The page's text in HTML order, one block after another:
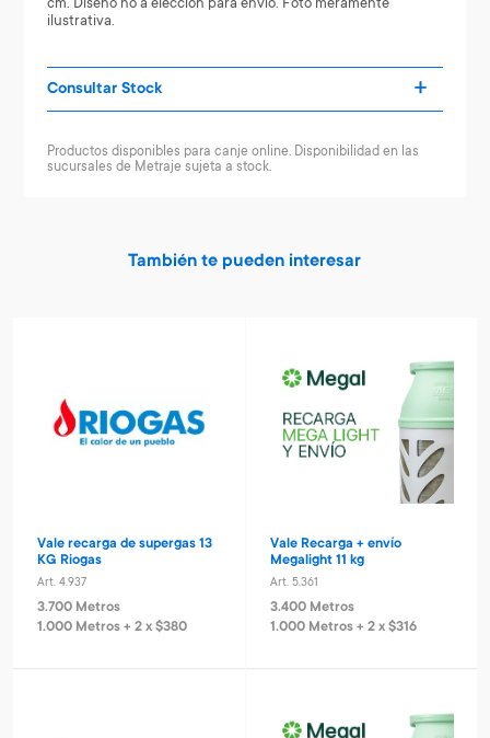
cm. Diseño no a elección para envio. Foto meramente
ilustrativa.
Consultar Stock
Productos disponibles para canje online. Disponibilidad en las
sucursales de Metraje sujeta a stock.
También te pueden interesar
Vale recarga de supergas 13
KG Riogas
Art. 4.937
3.700 Metros
1.000 Metros + 2 x $380
Vale Recarga + envío
Megalight 11 kg
Art. 5.361
3.400 Metros
1.000 Metros + 2 x $316